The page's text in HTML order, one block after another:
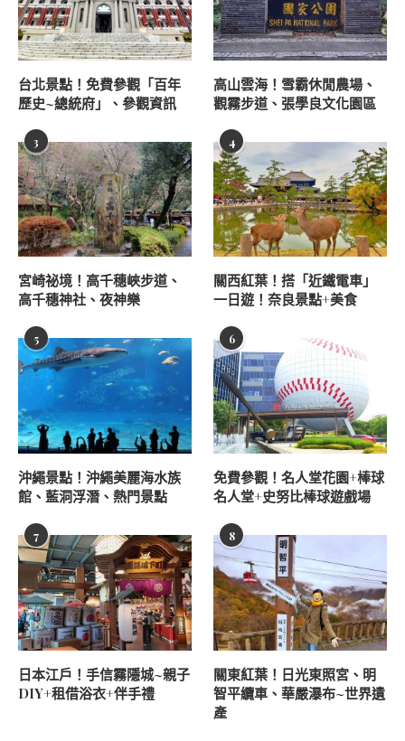
台北景點！免費參觀「百年
歷史~總統府」、參觀資訊
高山雲海！雪霸休閒農場、
觀霧步道、張學良文化園區
3
宮崎祕境！高千穗峽步道、
高千穗神社、夜神樂
4
關西紅葉！搭「近鐵電車」
一日遊！奈良景點+美食
5
沖繩景點！沖繩美麗海水族
館、藍洞浮潛、熱門景點
6
免費參觀！名人堂花園+棒球
名人堂+史努比棒球遊戲場
7
日本江戶！手信霧隱城~親子
DIY+租借浴衣+伴手禮
8
關東紅葉！日光東照宮、明
智平纜車、華嚴瀑布~世界遺
產